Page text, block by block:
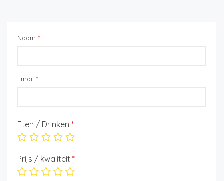
Naam *
Email *
Eten / Drinken *
Prijs / kwaliteit *